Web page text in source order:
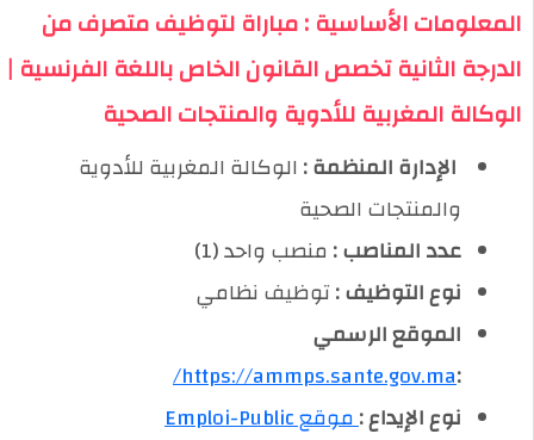
المعلومات الأساسية : مباراة لتوظيف متصرف من
الدرجة الثانية تخصص القانون الخاص باللغة الفرنسية |
الوكالة المغربية للأدوية والمنتجات الصحية
️ الإدارة المنظمة :الوكالة المغربية للأدوية
والمنتجات الصحية
عدد المناصب :منصب واحد (1)
نوع التوظيف :توظيف نظامي
الموقع الرسمي
https://ammps.sante.gov.ma/
نوع الإيداع :موقع Emploi-Public